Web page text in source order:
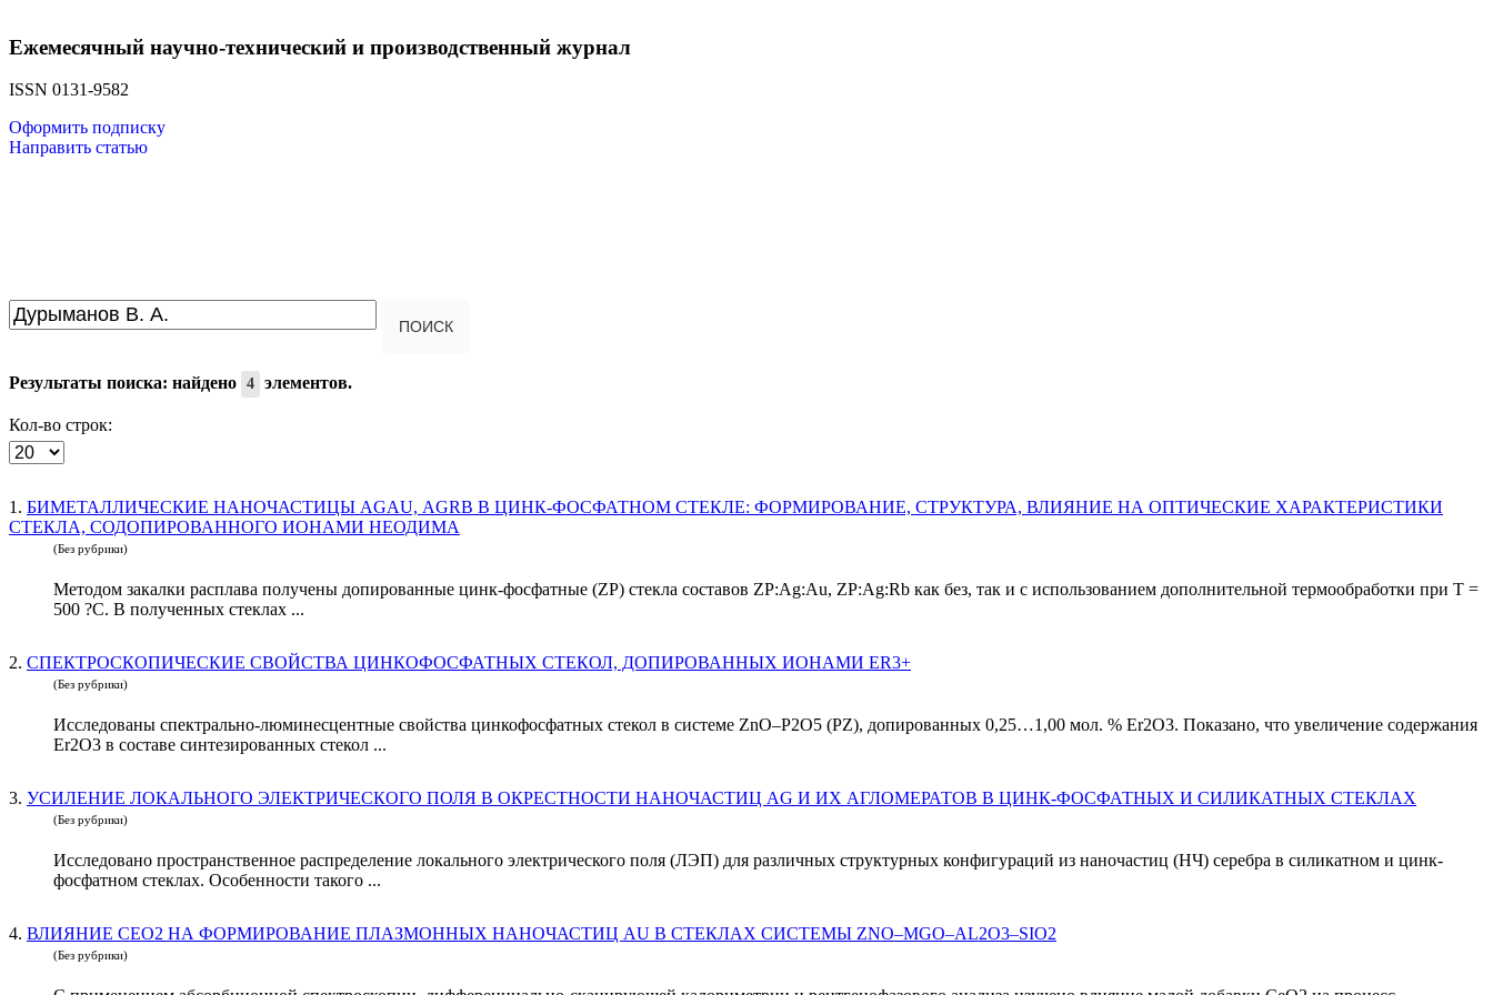
Ежемесячный научно-технический и производственный журнал
ISSN 0131-9582
Оформить подписку
Направить статью
Введите текст для поиска...
ПОИСК
Результаты поиска: найдено 4 элементов.
Кол-во строк:
1. БИМЕТАЛЛИЧЕСКИЕ НАНОЧАСТИЦЫ AGAU, AGRB В ЦИНК-ФОСФАТНОМ СТЕКЛЕ: ФОРМИРОВАНИЕ, СТРУКТУРА, ВЛИЯНИЕ НА ОПТИЧЕСКИЕ ХАРАКТЕРИСТИКИ
СТЕКЛА, СОДОПИРОВАННОГО ИОНАМИ НЕОДИМА
(Без рубрики)
Методом закалки расплава получены допированные цинк-фосфатные (ZP) стекла составов ZP:Ag:Au, ZP:Ag:Rb как без, так и с использованием дополнительной термообработки при Т =
500 ?С. В полученных стеклах ...
2. СПЕКТРОСКОПИЧЕСКИЕ СВОЙСТВА ЦИНКОФОСФАТНЫХ СТЕКОЛ, ДОПИРОВАННЫХ ИОНАМИ ER3+
(Без рубрики)
Исследованы спектрально-люминесцентные свойства цинкофосфатных стекол в системе ZnO–P2O5 (PZ), допированных 0,25…1,00 мол. % Er2O3. Показано, что увеличение содержания
Er2O3 в составе синтезированных стекол ...
3. УСИЛЕНИЕ ЛОКАЛЬНОГО ЭЛЕКТРИЧЕСКОГО ПОЛЯ В ОКРЕСТНОСТИ НАНОЧАСТИЦ AG И ИХ АГЛОМЕРАТОВ В ЦИНК-ФОСФАТНЫХ И СИЛИКАТНЫХ СТЕКЛАХ
(Без рубрики)
Исследовано пространственное распределение локального электрического поля (ЛЭП) для различных структурных конфигураций из наночастиц (НЧ) серебра в силикатном и цинк-
фосфатном стеклах. Особенности такого ...
4. ВЛИЯНИЕ CEO2 НА ФОРМИРОВАНИЕ ПЛАЗМОННЫХ НАНОЧАСТИЦ AU В СТЕКЛАХ СИСТЕМЫ ZNO–MGO–AL2O3–SIO2
(Без рубрики)